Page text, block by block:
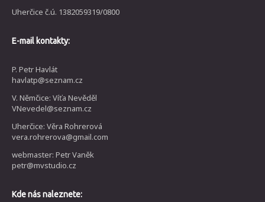
Uherčice č.ú. 1382059319/0800
E-mail kontakty:
P. Petr Havlát
havlatp@seznam.cz
V. Němčice: Víťa Nevěděl
VNevedel@seznam.cz
Uherčice: Věra Rohrerová
vera.rohrerova@gmail.com
webmaster: Petr Vaněk
petr@mvstudio.cz
Kde nás naleznete: